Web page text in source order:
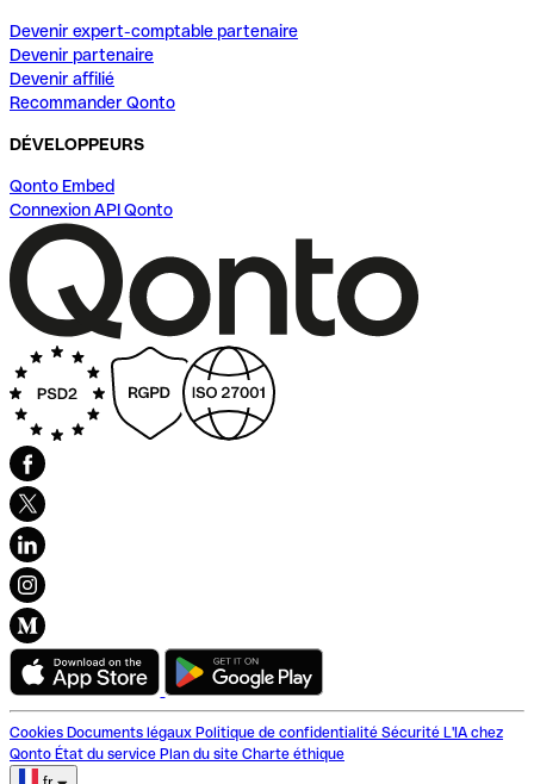
Devenir expert-comptable partenaire
Devenir partenaire
Devenir affilié
Recommander Qonto
DÉVELOPPEURS
Qonto Embed
Connexion API Qonto
Cookies Documents légaux Politique de confidentialité Sécurité L'IA chez
Qonto État du service Plan du site Charte éthique